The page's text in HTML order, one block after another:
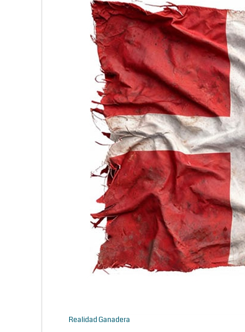
Realidad Ganadera